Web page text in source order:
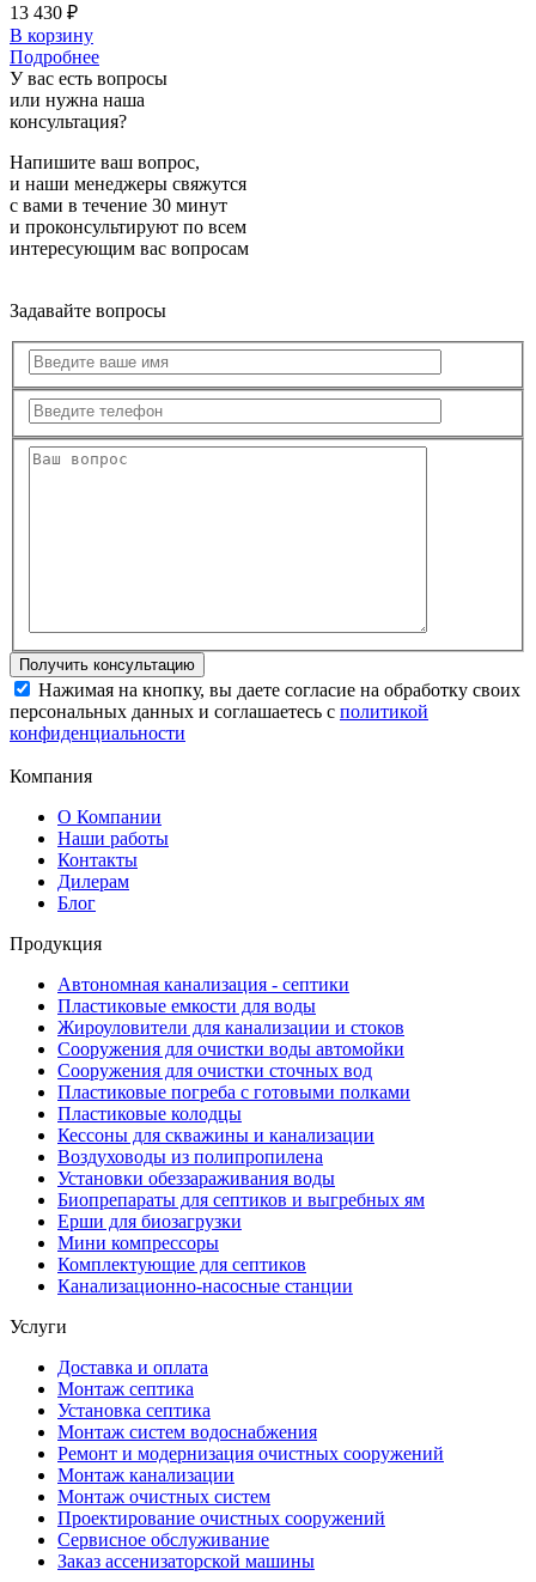
13 430 ₽
В корзину
Подробнее
У вас есть вопросы
или нужна наша
консультация?
Напишите ваш вопрос,
и наши менеджеры свяжутся
с вами в течение 30 минут
и проконсультируют по всем
интересующим вас вопросам
Задавайте вопросы
Нажимая на кнопку, вы даете согласие на обработку своих
персональных данных и соглашаетесь с политикой
конфиденциальности
Компания
О Компании
Наши работы
Контакты
Дилерам
Блог
Продукция
Автономная канализация - септики
Пластиковые емкости для воды
Жироуловители для канализации и стоков
Сооружения для очистки воды автомойки
Сооружения для очистки сточных вод
Пластиковые погреба с готовыми полками
Пластиковые колодцы
Кессоны для скважины и канализации
Воздуховоды из полипропилена
Установки обеззараживания воды
Биопрепараты для септиков и выгребных ям
Ерши для биозагрузки
Мини компрессоры
Комплектующие для септиков
Канализационно-насосные станции
Услуги
Доставка и оплата
Монтаж септика
Установка септика
Монтаж систем водоснабжения
Ремонт и модернизация очистных сооружений
Монтаж канализации
Монтаж очистных систем
Проектирование очистных сооружений
Сервисное обслуживание
Заказ ассенизаторской машины